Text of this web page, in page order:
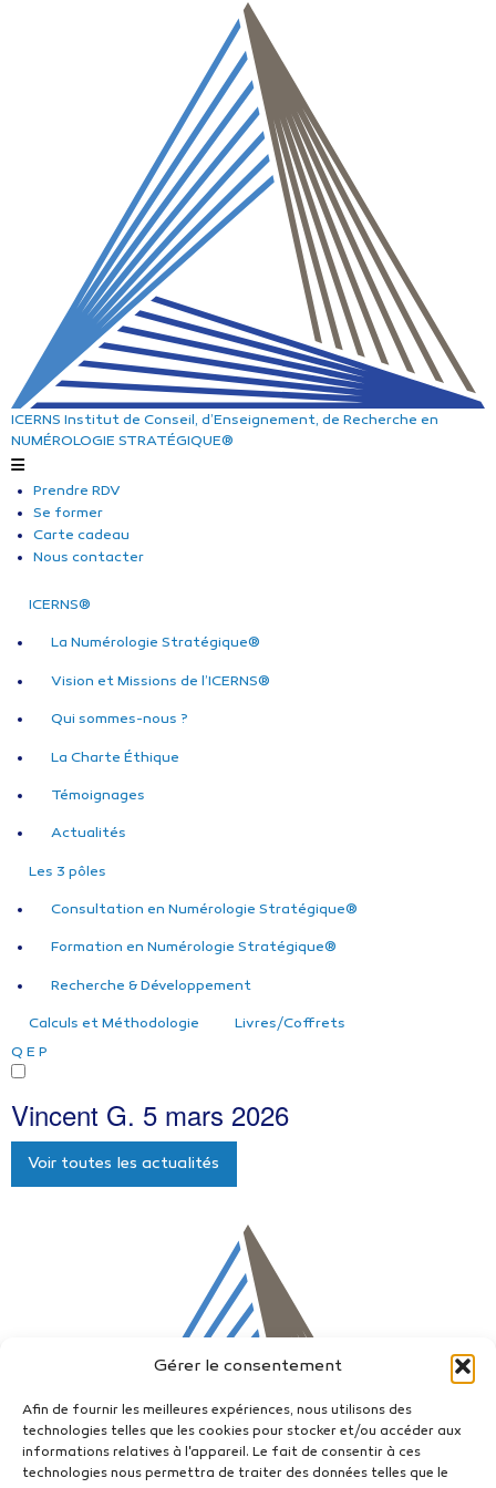
Gérer le consentement
Afin de fournir les meilleures expériences, nous utilisons des
technologies telles que les cookies pour stocker et/ou accéder aux
informations relatives à l'appareil. Le fait de consentir à ces
technologies nous permettra de traiter des données telles que le
ICERNS Institut de Conseil, d’Enseignement, de Recherche en
NUMÉROLOGIE STRATÉGIQUE®
Prendre RDV
Se former
Carte cadeau
Nous contacter
ICERNS®
La Numérologie Stratégique®
Vision et Missions de l’ICERNS®
Qui sommes-nous ?
La Charte Éthique
Témoignages
Actualités
Les 3 pôles
Consultation en Numérologie Stratégique®
Formation en Numérologie Stratégique®
Recherche & Développement
Calculs et Méthodologie
Livres/Coffrets
Q E P
Vincent G. 5 mars 2026
Voir toutes les actualités